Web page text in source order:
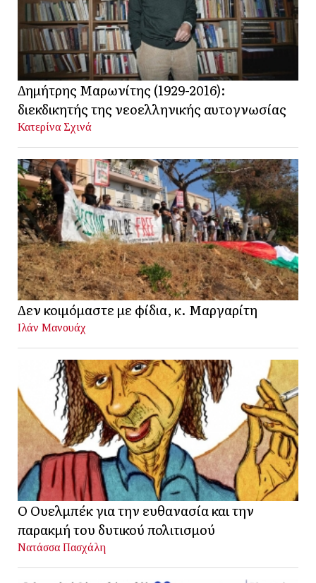
Δημήτρης Μαρωνίτης (1929-2016):
διεκδικητής της νεοελληνικής αυτογνωσίας
Κατερίνα Σχινά
Δεν κοιμόμαστε με φίδια, κ. Μαργαρίτη
Ιλάν Μανουάχ
Ο Ουελμπέκ για την ευθανασία και την
παρακμή του δυτικού πολιτισμού
Νατάσσα Πασχάλη